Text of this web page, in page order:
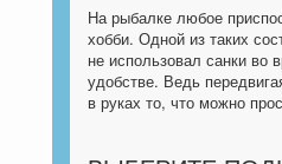
На рыбалке любое
хобби. Одной из таких
не использовал санки во
удобстве. Ведь
в руках то, что можно